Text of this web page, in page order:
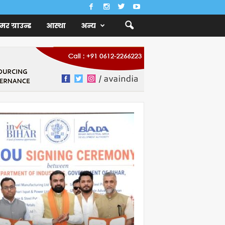
ग्राउन्ड आस्था अन्य